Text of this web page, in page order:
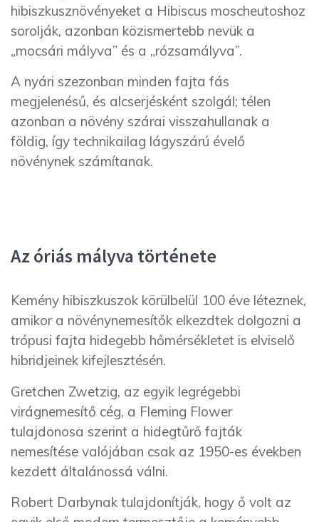
hibiszkusznövényeket a Hibiscus moscheutoshoz
sorolják, azonban közismertebb nevük a
„mocsári mályva” és a „rózsamályva”.
A nyári szezonban minden fajta fás
megjelenésű, és alcserjésként szolgál; télen
azonban a növény szárai visszahullanak a
földig, így technikailag lágyszárú évelő
növénynek számítanak.
Az óriás mályva története
Kemény hibiszkuszok körülbelül 100 éve léteznek,
amikor a növénynemesítők elkezdtek dolgozni a
trópusi fajta hidegebb hőmérsékletet is elviselő
hibridjeinek kifejlesztésén.
Gretchen Zwetzig, az egyik legrégebbi
virágnemesítő cég, a Fleming Flower
tulajdonosa szerint a hidegtűrő fajták
nemesítése valójában csak az 1950-es években
kezdett általánossá válni.
Robert Darbynak tulajdonítják, hogy ő volt az